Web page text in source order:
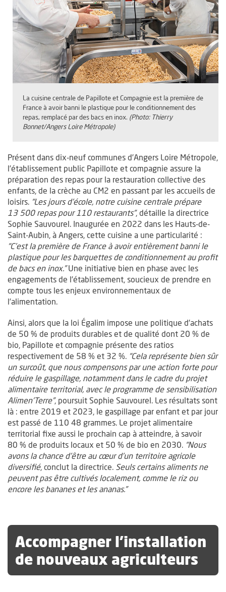
La cuisine centrale de Papillote et Compagnie est la première de
France à avoir banni le plastique pour le conditionnement des
repas, remplacé par des bacs en inox. (Photo: Thierry
Bonnet/Angers Loire Métropole)
Présent dans dix-neuf communes d’Angers Loire Métropole,
l’établissement public Papillote et compagnie assure la
préparation des repas pour la restauration collective des
enfants, de la crèche au CM2 en passant par les accueils de
loisirs. “Les jours d’école, notre cuisine centrale prépare
13 500 repas pour 110 restaurants”, détaille la directrice
Sophie Sauvourel. Inaugurée en 2022 dans les Hauts-de-
Saint-Aubin, à Angers, cette cuisine a une particularité :
“C’est la première de France à avoir entièrement banni le
plastique pour les barquettes de conditionnement au profit
de bacs en inox.”Une initiative bien en phase avec les
engagements de l’établissement, soucieux de prendre en
compte tous les enjeux environnementaux de
l’alimentation.
Ainsi, alors que la loi Égalim impose une politique d’achats
de 50 % de produits durables et de qualité dont 20 % de
bio, Papillote et compagnie présente des ratios
respectivement de 58 % et 32 %. “Cela représente bien sûr
un surcoût, que nous compensons par une action forte pour
réduire le gaspillage, notamment dans le cadre du projet
alimentaire territorial, avec le programme de sensibilisation
Alimen’Terre”, poursuit Sophie Sauvourel. Les résultats sont
là : entre 2019 et 2023, le gaspillage par enfant et par jour
est passé de 110 48 grammes. Le projet alimentaire
territorial fixe aussi le prochain cap à atteindre, à savoir
80 % de produits locaux et 50 % de bio en 2030. “Nous
avons la chance d’être au cœur d’un territoire agricole
diversifié, conclut la directrice. Seuls certains aliments ne
peuvent pas être cultivés localement, comme le riz ou
encore les bananes et les ananas.”
Accompagner l’installation
de nouveaux agriculteurs